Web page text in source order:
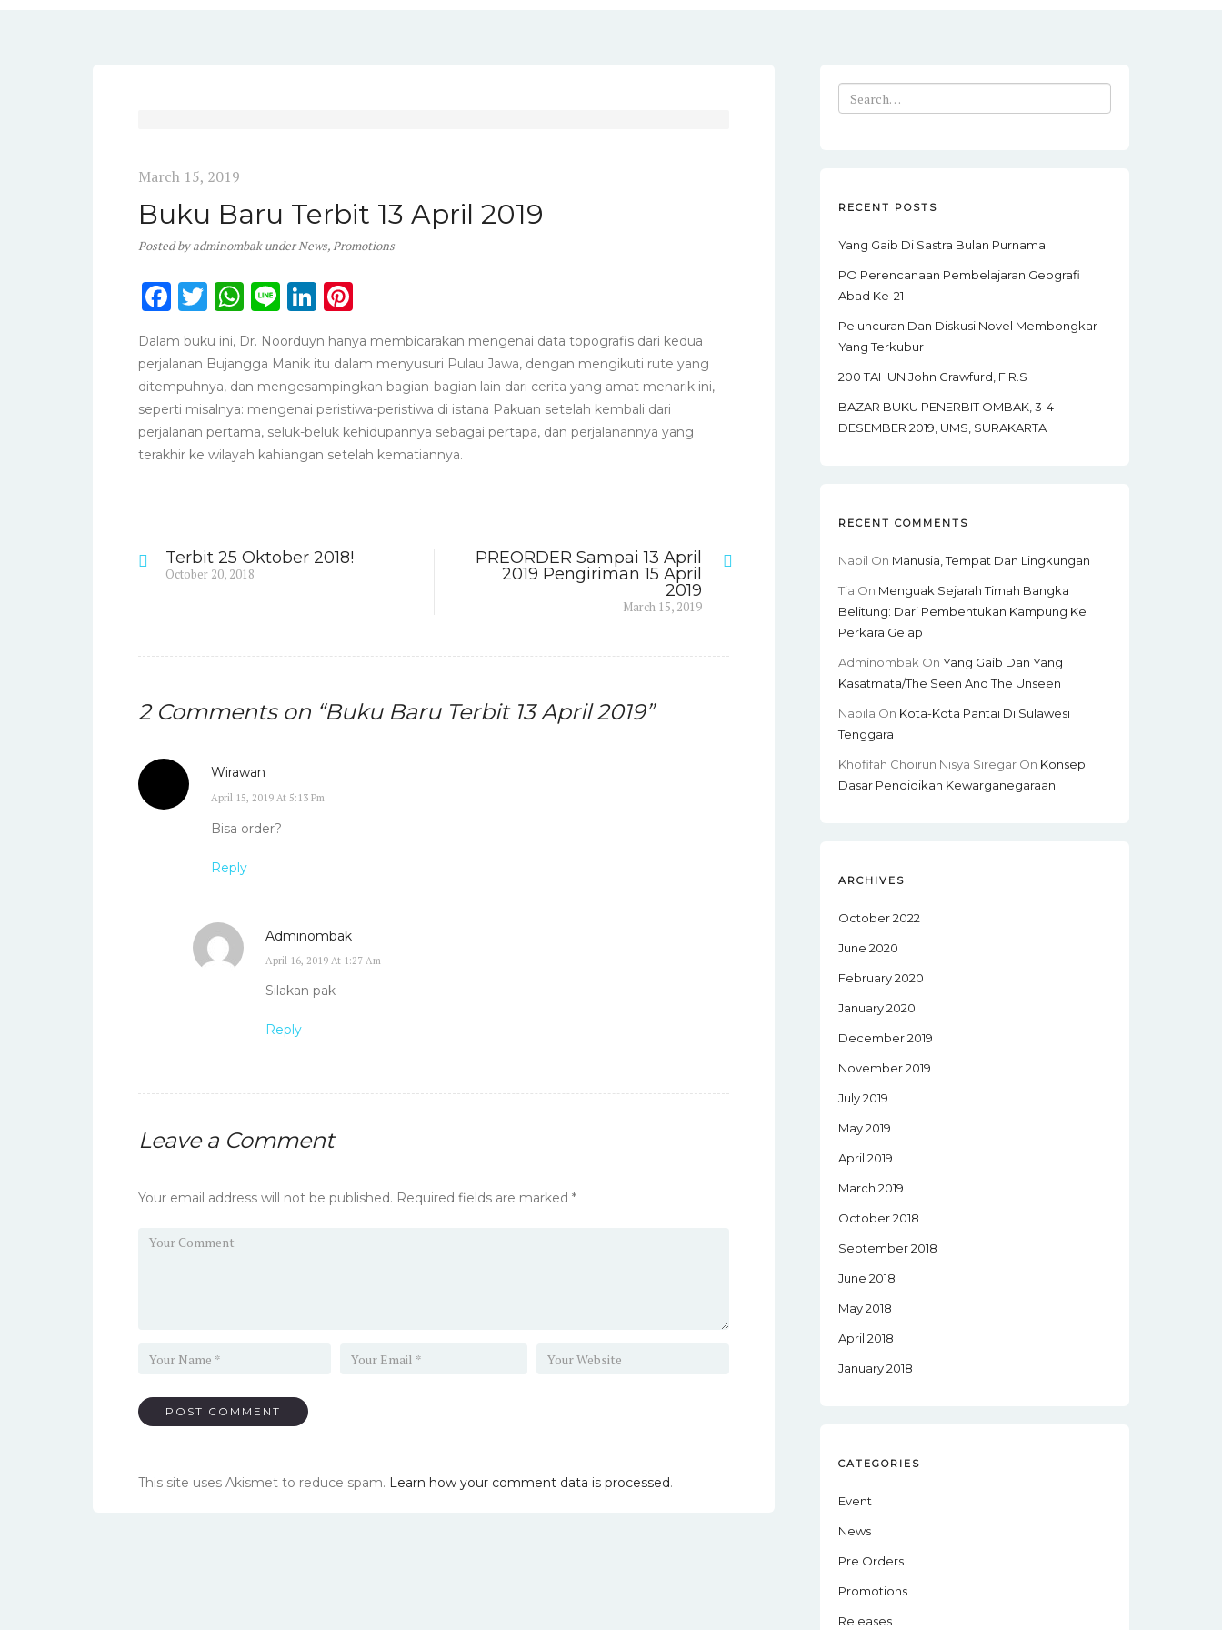
March 15, 2019
Buku Baru Terbit 13 April 2019
Postedbyadminombak underNews,Promotions
F
c
e
b
o
o
k
T
it
te
r
W
a
ts
A
p
p
Li
e
Li
k
e
dI
n
te
re
st
Dalam buku ini, Dr. Noorduyn hanya membicarakan mengenai data topografis dari kedua
perjalanan Bujangga Manik itu dalam menyusuri Pulau Jawa, dengan mengikuti rute yang
ditempuhnya, dan mengesampingkan bagian-bagian lain dari cerita yang amat menarik ini,
seperti misalnya: mengenai peristiwa-peristiwa di istana Pakuan setelah kembali dari
perjalanan pertama, seluk-beluk kehidupannya sebagai pertapa, dan perjalanannya yang
terakhir ke wilayah kahiangan setelah kematiannya.
PostTerbit 25 Oktober 2018!
Previous
October 20, 2018
PREORDER Sampai 13 April
2019 Pengiriman 15 April
2019
March 15, 2019
2 Comments on “Buku Baru Terbit 13 April 2019”
Wirawan
April 15, 2019 At 5:13 Pm
Bisa order?
Reply
Adminombak
April 16, 2019 At 1:27 Am
Silakan pak
Reply
Leave a Comment
Your email address will not be published. Required fields are marked *
This site uses Akismet to reduce spam. Learn how your comment data is processed.
Search
for:
RECENT POSTS
Yang Gaib Di Sastra Bulan Purnama
PO Perencanaan Pembelajaran Geografi
Abad Ke-21
Peluncuran Dan Diskusi Novel Membongkar
Yang Terkubur
200 TAHUN John Crawfurd, F.R.S
BAZAR BUKU PENERBIT OMBAK, 3-4
DESEMBER 2019, UMS, SURAKARTA
RECENT COMMENTS
Nabil On Manusia, Tempat Dan Lingkungan
Tia On Menguak Sejarah Timah Bangka
Belitung: Dari Pembentukan Kampung Ke
Perkara Gelap
Adminombak On Yang Gaib Dan Yang
Kasatmata/The Seen And The Unseen
Nabila On Kota-Kota Pantai Di Sulawesi
Tenggara
Khofifah Choirun Nisya Siregar On Konsep
Dasar Pendidikan Kewarganegaraan
ARCHIVES
October 2022
June 2020
February 2020
January 2020
December 2019
November 2019
July 2019
May 2019
April 2019
March 2019
October 2018
September 2018
June 2018
May 2018
April 2018
January 2018
CATEGORIES
Event
News
Pre Orders
Promotions
Releases